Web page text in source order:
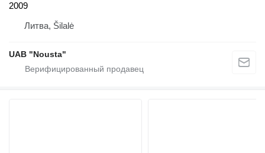
2009
Литва, Šilalė
UAB "Nousta"